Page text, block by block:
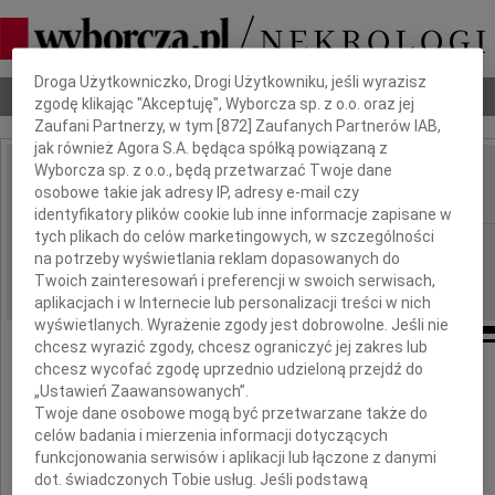
Nekrologi Odeszli Poradnik pogrzebowy
IMIĘ I NAZWISKO: Joanna Dudziak
REGION: Bydgoszcz
DATA EMISJI: 30.09.2010
przyjęliśmy wiadomość o śmierci
Dbamy o Twoją prywatność
Droga Użytkowniczko, Drogi Użytkowniku, jeśli wyrazisz
zgodę klikając "Akceptuję", Wyborcza sp. z o.o. oraz jej
Zaufani Partnerzy, w tym [872 ] Zaufanych Partnerów IAB,
jak również Agora S.A. będąca spółką powiązaną z
Wyborcza sp. z o.o., będą przetwarzać Twoje dane
osobowe takie jak adresy IP, adresy e-mail czy
identyfikatory plików cookie lub inne informacje zapisane w
tych plikach do celów marketingowych, w szczególności
na potrzeby wyświetlania reklam dopasowanych do
Twoich zainteresowań i preferencji w swoich serwisach,
aplikacjach i w Internecie lub personalizacji treści w nich
wyświetlanych. Wyrażenie zgody jest dobrowolne. Jeśli nie
chcesz wyrazić zgody, chcesz ograniczyć jej zakres lub
chcesz wycofać zgodę uprzednio udzieloną przejdź do
„Ustawień Zaawansowanych”.
Twoje dane osobowe mogą być przetwarzane także do
celów badania i mierzenia informacji dotyczących
funkcjonowania serwisów i aplikacji lub łączone z danymi
dot. świadczonych Tobie usług. Jeśli podstawą